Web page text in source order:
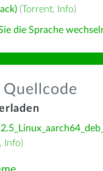
(Torrent, Info)
die Sprache
Quellcode
, Info)